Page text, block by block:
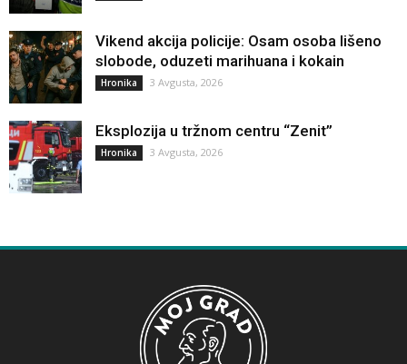
Vikend akcija policije: Osam osoba lišeno
slobode, oduzeti marihuana i kokain
Hronika 3 Avgusta, 2026
Eksplozija u tržnom centru “Zenit”
Hronika 3 Avgusta, 2026